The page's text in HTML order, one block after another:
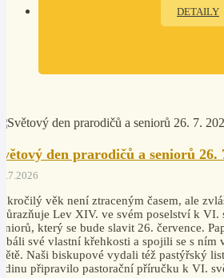
DETAILY
den prarodičů a seniorů 26.
věk není ztraceným časem, ale
Lev XIV. ve svém poselství k VI.
který se bude slavit 26. července.
své vlastní křehkosti a spojili se s ním
Naši biskupové vydali též pastýřský
připravilo pastorační příručku k VI.